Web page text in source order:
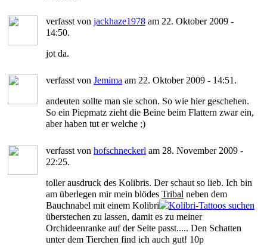
verfasst von jackhaze1978 am 22. Oktober 2009 -
14:50.
jot da.
verfasst von Jemima am 22. Oktober 2009 - 14:51.
andeuten sollte man sie schon. So wie hier geschehen.
So ein Piepmatz zieht die Beine beim Flattern zwar ein,
aber haben tut er welche ;)
verfasst von hofschneckerl am 28. November 2009 -
22:25.
toller ausdruck des Kolibris. Der schaut so lieb. Ich bin
am überlegen mir mein blödes Tribal neben dem
Bauchnabel mit einem Kolibri
überstechen zu lassen, damit es zu meiner
Orchideenranke auf der Seite passt..... Den Schatten
unter dem Tierchen find ich auch gut! 10p